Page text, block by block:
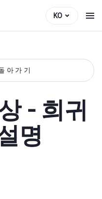
KO
아가기
- 희귀
명